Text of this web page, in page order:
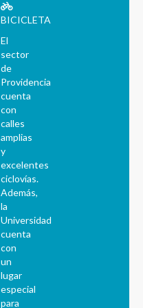
BICICLETA
El
sector
de
Providencia
cuenta
con
calles
amplias
y
excelentes
ciclovías.
Además,
la
Universidad
cuenta
con
un
lugar
especial
para